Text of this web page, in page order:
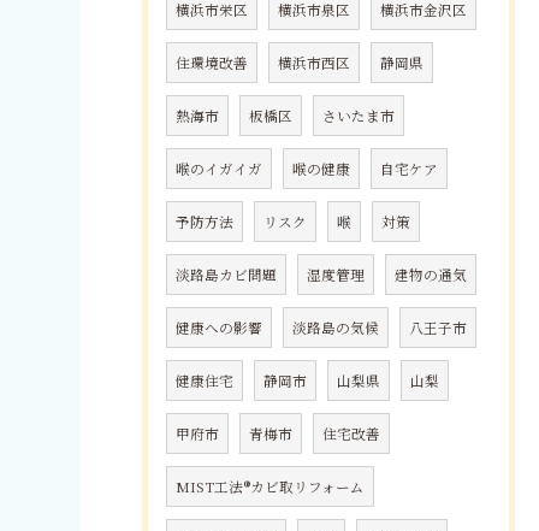
横浜市栄区 横浜市泉区 横浜市金沢区
住環境改善 横浜市西区 静岡県
熱海市 板橋区 さいたま市
喉のイガイガ 喉の健康 自宅ケア
予防方法 リスク 喉 対策
淡路島カビ問題 湿度管理 建物の通気
健康への影響 淡路島の気候 八王子市
健康住宅 静岡市 山梨県 山梨
甲府市 青梅市 住宅改善
MIST工法®カビ取リフォーム